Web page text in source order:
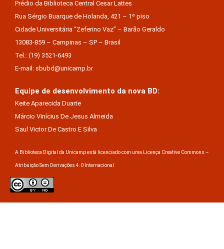
Prédio da Biblioteca Central Cesar Lattes
Rua Sérgio Buarque de Holanda, 421 – 1º piso
Cidade Universitária “Zeferino Vaz” – Barão Geraldo
13083-859 – Campinas – SP – Brasil
Tel.: (19) 3521-6493
E-mail: sbubd@unicamp.br
Equipe de desenvolvimento da nova BD:
Keite Aparecida Duarte
Márcio Vinícius De Jesus Almeida
Saul Victor De Castro E Silva
A Biblioteca Digital da Unicamp está licenciado com uma Licença Creative Commons –
Atribuição Sem Derivações 4.0 Internacional